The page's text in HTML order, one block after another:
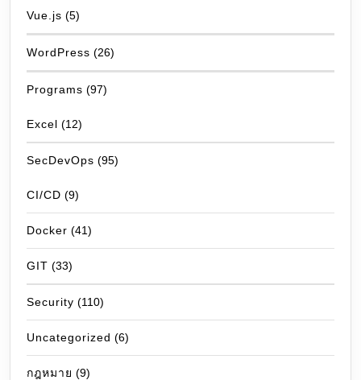
Vue.js (5)
WordPress (26)
Programs (97)
Excel (12)
SecDevOps (95)
CI/CD (9)
Docker (41)
GIT (33)
Security (110)
Uncategorized (6)
กฎหมาย (9)